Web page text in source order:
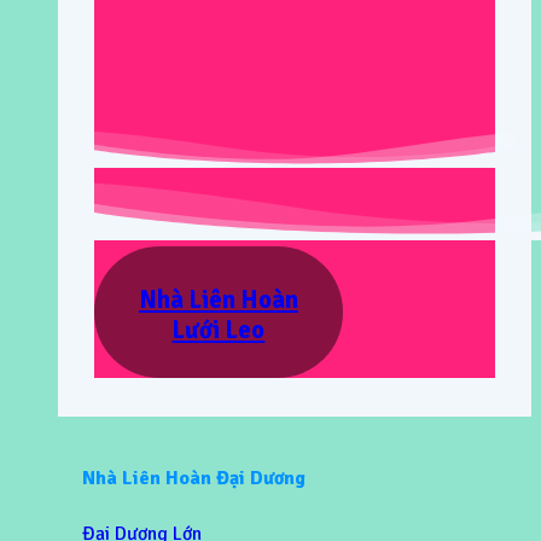
Nhà Liên Hoàn
Lưới Leo
Nhà Liên Hoàn Đại Dương
Đại Dương Lớn